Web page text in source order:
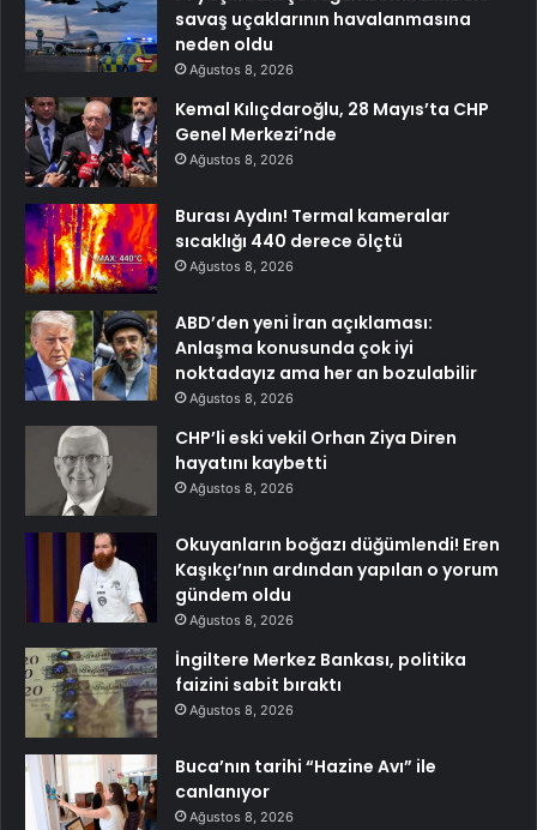
savaş uçaklarının havalanmasına
neden oldu
Ağustos 8, 2026
Kemal Kılıçdaroğlu, 28 Mayıs’ta CHP
Genel Merkezi’nde
Ağustos 8, 2026
Burası Aydın! Termal kameralar
sıcaklığı 440 derece ölçtü
Ağustos 8, 2026
ABD’den yeni İran açıklaması:
Anlaşma konusunda çok iyi
noktadayız ama her an bozulabilir
Ağustos 8, 2026
CHP’li eski vekil Orhan Ziya Diren
hayatını kaybetti
Ağustos 8, 2026
Okuyanların boğazı düğümlendi! Eren
Kaşıkçı’nın ardından yapılan o yorum
gündem oldu
Ağustos 8, 2026
İngiltere Merkez Bankası, politika
faizini sabit bıraktı
Ağustos 8, 2026
Buca’nın tarihi “Hazine Avı” ile
canlanıyor
Ağustos 8, 2026